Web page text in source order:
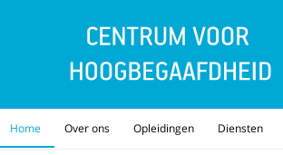
Home Over ons Opleidingen Diensten